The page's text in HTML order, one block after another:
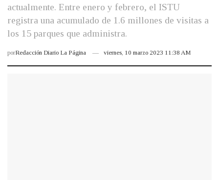
actualmente. Entre enero y febrero, el ISTU
registra una acumulado de 1.6 millones de visitas a
los 15 parques que administra.
porRedacción Diario La Página viernes, 10 marzo 2023 11:38 AM